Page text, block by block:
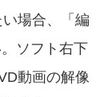
い場合、「編
ソフト右下
動画の解像